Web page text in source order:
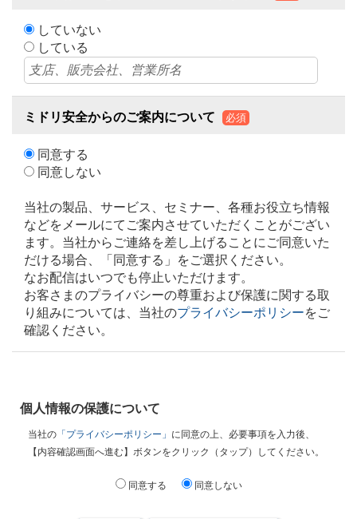
していない
している
ミドリ安全からのご案内について 必須
同意する
同意しない
当社の製品、サービス、セミナー、各種お役立ち情報
などをメールにてご案内させていただくことがござい
ます。当社からご連絡を差し上げることにご同意いた
だける場合、「同意する」をご選択ください。
なお配信はいつでも停止いただけます。
お客さまのプライバシーの尊重および保護に関する取
り組みについては、当社のプライバシーポリシーをご
確認ください。
個人情報の保護について
当社の 「プライバシーポリシー」 に同意の上、必要事項を入力後、
【内容確認画面へ進む】ボタンをクリック（タップ）してください。
同意する 同意しない